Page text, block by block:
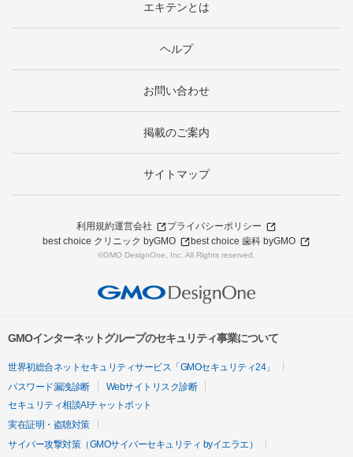
エキテンとは
ヘルプ
お問い合わせ
掲載のご案内
サイトマップ
利用規約運営会社
プライバシーポリシー
best choice クリニック byGMO
best choice 歯科 byGMO
©GMO DesignOne, Inc. All Rights reserved.
GMOインターネットグループのセキュリティ事業について
世界初総合ネットセキュリティサービス「GMOセキュリティ24」
パスワード漏洩診断
Webサイトリスク診断
セキュリティ相談AIチャットボット
実在証明・盗聴対策
サイバー攻撃対策（GMOサイバーセキュリティ byイエラエ）